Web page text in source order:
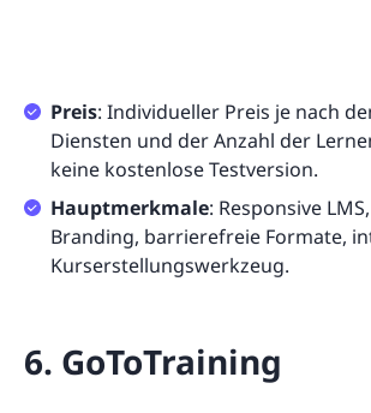
Preis: Individueller Preis je nach
Diensten und der Anzahl der
keine kostenlose Testversion.
Hauptmerkmale: Responsive
Branding, barrierefreie Formate,
Kurserstellungswerkzeug.
6. GoToTraining